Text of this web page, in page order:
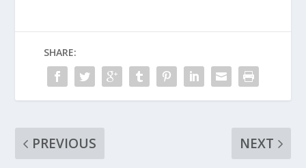
SHARE:
PREVIOUS
NEXT